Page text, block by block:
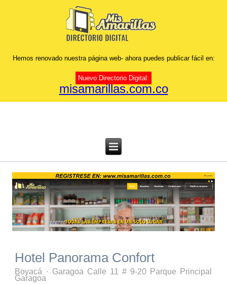
Hemos renovado nuestra página web- ahora puedes publicar fácil en:
Nuevo Directorio Digital:
misamarillas.com.co
Hotel Panorama Confort
Boyacá · Garagoa Calle 11 # 9-20 Parque Principal
Garagoa